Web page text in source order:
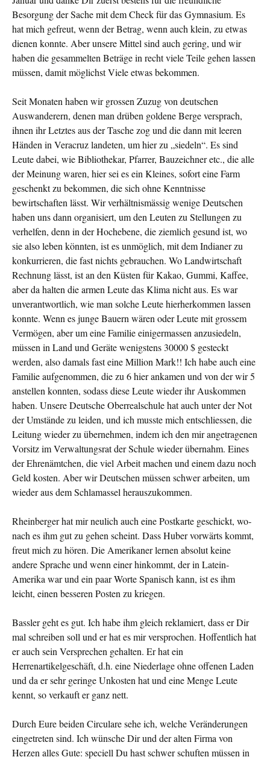
Besorgung der Sache mit dem Check für das Gymnasium. Es
hat mich gefreut, wenn der Betrag, wenn auch klein, zu etwas
dienen konnte. Aber unsere Mittel sind auch gering, und wir
haben die gesammelten Beträge in recht viele Teile gehen lassen
müssen, damit möglichst Viele etwas bekommen.
Seit Monaten haben wir grossen Zuzug von deutschen
Auswanderern, denen man drüben goldene Berge versprach,
ihnen ihr Letztes aus der Tasche zog und die dann mit leeren
Händen in Veracruz landeten, um hier zu „siedeln“. Es sind
Leute dabei, wie Bibliothekar, Pfarrer, Bauzeichner etc., die alle
der Meinung waren, hier sei es ein Kleines, sofort eine Farm
geschenkt zu bekommen, die sich ohne Kenntnisse
bewirtschaften lässt. Wir verhältnismässig wenige Deutschen
haben uns dann organisiert, um den Leuten zu Stellungen zu
verhelfen, denn in der Hochebene, die ziemlich gesund ist, wo
sie also leben könnten, ist es unmöglich, mit dem Indianer zu
konkurrieren, die fast nichts gebrauchen. Wo Landwirtschaft
Rechnung lässt, ist an den Küsten für Kakao, Gummi, Kaffee,
aber da halten die armen Leute das Klima nicht aus. Es war
unverantwortlich, wie man solche Leute hierherkommen lassen
konnte. Wenn es junge Bauern wären oder Leute mit grossem
Vermögen, aber um eine Familie einigermassen anzusiedeln,
müssen in Land und Geräte wenigstens 30000 $ gesteckt
werden, also damals fast eine Million Mark!! Ich habe auch eine
Familie aufgenommen, die zu 6 hier ankamen und von der wir 5
anstellen konnten, sodass diese Leute wieder ihr Auskommen
haben. Unsere Deutsche Oberrealschule hat auch unter der Not
der Umstände zu leiden, und ich musste mich entschliessen, die
Leitung wieder zu übernehmen, indem ich den mir angetragenen
Vorsitz im Verwaltungsrat der Schule wieder übernahm. Eines
der Ehrenämtchen, die viel Arbeit machen und einem dazu noch
Geld kosten. Aber wir Deutschen müssen schwer arbeiten, um
wieder aus dem Schlamassel herauszukommen.
Rheinberger hat mir neulich auch eine Postkarte geschickt, wo­
nach es ihm gut zu gehen scheint. Dass Huber vorwärts kommt,
freut mich zu hören. Die Amerikaner lernen absolut keine
andere Sprache und wenn einer hinkommt, der in Latein-
Amerika war und ein paar Worte Spanisch kann, ist es ihm
leicht, einen besseren Posten zu kriegen.
Bassler geht es gut. Ich habe ihm gleich reklamiert, dass er Dir
mal schreiben soll und er hat es mir versprochen. Hoffentlich hat
er auch sein Versprechen gehalten. Er hat ein
Herrenartikelgeschäft, d.h. eine Niederlage ohne offenen Laden
und da er sehr geringe Unkosten hat und eine Menge Leute
kennt, so verkauft er ganz nett.
Durch Eure beiden Circulare sehe ich, welche Veränderungen
eingetreten sind. Ich wünsche Dir und der alten Firma von
Herzen alles Gute: speciell Du hast schwer schuften müssen in